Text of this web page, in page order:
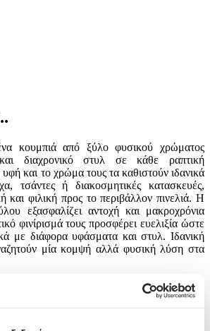
κουμπιά από ξύλο φυσικού χρώματος
διαχρονικό στυλ σε κάθε ραπτική
και το χρώμα τους τα καθιστούν ιδανικά
τσάντες ή διακοσμητικές κατασκευές,
και φιλική προς το περιβάλλον πινελιά. Η
εξασφαλίζει αντοχή και μακροχρόνια
φινίρισμά τους προσφέρει ευελιξία ώστε
με διάφορα υφάσματα και στυλ. Ιδανική
μία κομψή αλλά φυσική λύση στα